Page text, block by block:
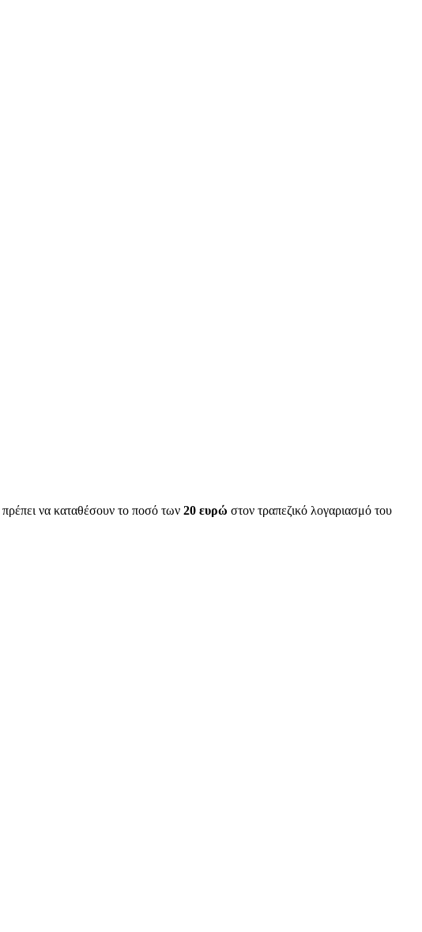
πρέπει να καταθέσουν το ποσό των 20 ευρώ στον τραπεζικό λογαριασμό του